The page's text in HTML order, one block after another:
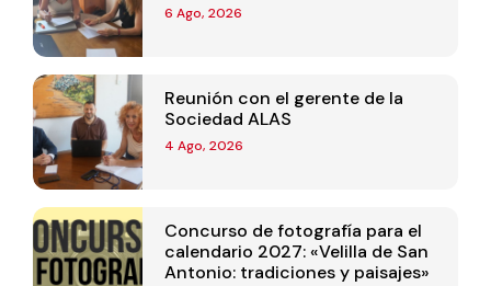
6 Ago, 2026
Reunión con el gerente de la
Sociedad ALAS
4 Ago, 2026
Concurso de fotografía para el
calendario 2027: «Velilla de San
Antonio: tradiciones y paisajes»